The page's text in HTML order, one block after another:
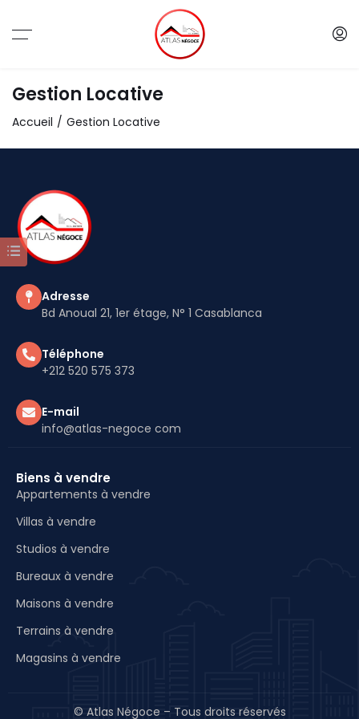
Gestion Locative
Accueil Gestion Locative
Adresse
Bd Anoual 21, 1er étage, N° 1 Casablanca
Téléphone
+212 520 575 373
E-mail
info@atlas-negoce com
Biens à vendre
Appartements à vendre
Villas à vendre
Studios à vendre
Bureaux à vendre
Maisons à vendre
Terrains à vendre
Magasins à vendre
© Atlas Négoce – Tous droits réservés